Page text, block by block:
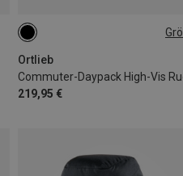
Ortlieb
219,95 €
21L